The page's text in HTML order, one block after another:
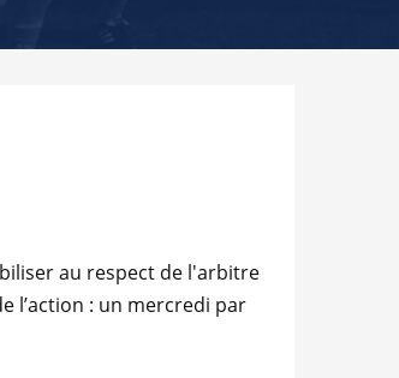
au respect de l'arbitre
l’action : un mercredi par